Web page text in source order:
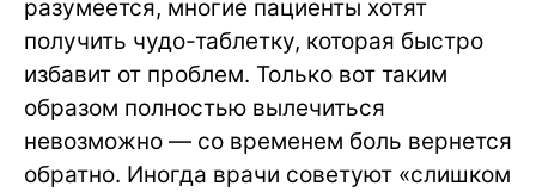
разумеется, многие пациенты хотят
получить чудо-таблетку, которая быстро
избавит от проблем. Только вот таким
образом полностью вылечиться
невозможно — со временем боль вернется
обратно. Иногда врачи советуют «слишком